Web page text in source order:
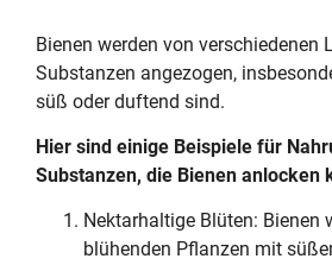
Bienen werden von verschiedenen
Substanzen angezogen,
süß oder duftend sind.
Hier sind einige Beispiele für
Substanzen, die Bienen anlocken
Nektarhaltige Blüten: Bienen
blühenden Pflanzen mit